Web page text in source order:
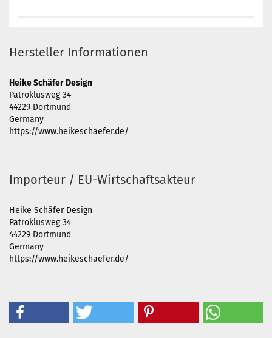
Hersteller Informationen
Heike Schäfer Design
Patroklusweg 34
44229 Dortmund
Germany
https://www.heikeschaefer.de/
Importeur / EU-Wirtschaftsakteur
Heike Schäfer Design
Patroklusweg 34
44229 Dortmund
Germany
https://www.heikeschaefer.de/